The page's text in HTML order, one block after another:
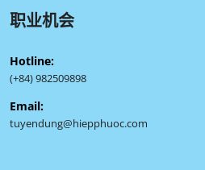
职业机会
Hotline:
(+84) 982509898
Email:
tuyendung@hiepphuoc.com